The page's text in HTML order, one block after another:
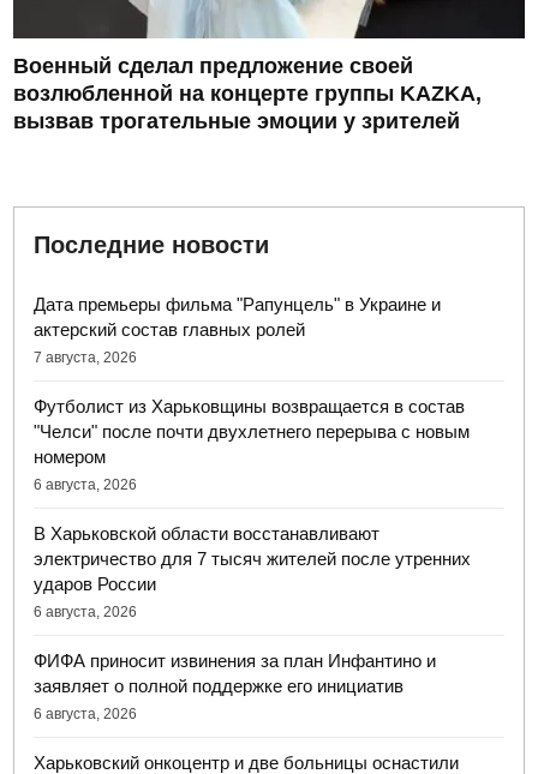
Военный сделал предложение своей
возлюбленной на концерте группы KAZKA,
вызвав трогательные эмоции у зрителей
Последние новости
Дата премьеры фильма "Рапунцель" в Украине и
актерский состав главных ролей
7 августа, 2026
Футболист из Харьковщины возвращается в состав
"Челси" после почти двухлетнего перерыва с новым
номером
6 августа, 2026
В Харьковской области восстанавливают
электричество для 7 тысяч жителей после утренних
ударов России
6 августа, 2026
ФИФА приносит извинения за план Инфантино и
заявляет о полной поддержке его инициатив
6 августа, 2026
Харьковский онкоцентр и две больницы оснастили